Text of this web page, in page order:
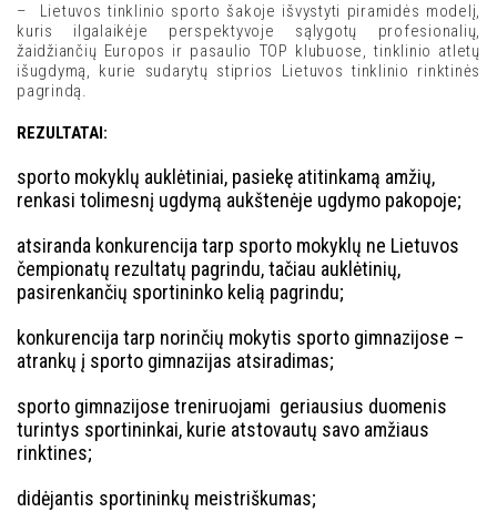
– Lietuvos tinklinio sporto šakoje išvystyti piramidės modelį,
kuris ilgalaikėje perspektyvoje sąlygotų profesionalių,
žaidžiančių Europos ir pasaulio TOP klubuose, tinklinio atletų
išugdymą, kurie sudarytų stiprios Lietuvos tinklinio rinktinės
pagrindą.
REZULTATAI:
sporto mokyklų auklėtiniai, pasiekę atitinkamą amžių,
renkasi tolimesnį ugdymą aukštenėje ugdymo pakopoje;
atsiranda konkurencija tarp sporto mokyklų ne Lietuvos
čempionatų rezultatų pagrindu, tačiau auklėtinių,
pasirenkančių sportininko kelią pagrindu;
konkurencija tarp norinčių mokytis sporto gimnazijose –
atrankų į sporto gimnazijas atsiradimas;
sporto gimnazijose treniruojami geriausius duomenis
turintys sportininkai, kurie atstovautų savo amžiaus
rinktines;
didėjantis sportininkų meistriškumas;